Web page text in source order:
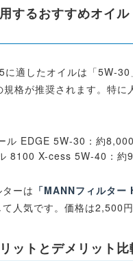
するおすすめオイル
に適したオイルは「5W-30
規格が推奨されます。特に
ル EDGE 5W-30：約8,000
8100 X-cess 5W-40：約
ーは 「MANNフィルター
人気です。価格は2,500円
ットとデメリット比